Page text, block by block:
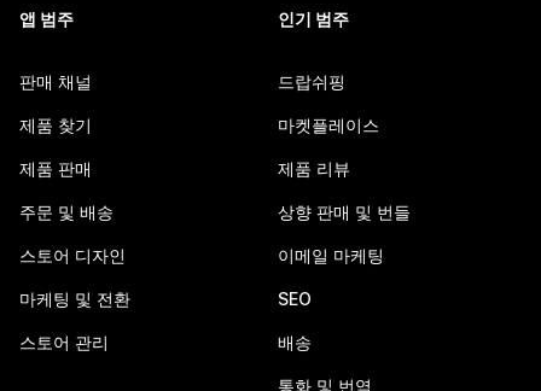
앱 범주
판매 채널
제품 찾기
제품 판매
주문 및 배송
스토어 디자인
마케팅 및 전환
스토어 관리
인기 범주
드랍쉬핑
마켓플레이스
제품 리뷰
상향 판매 및 번들
이메일 마케팅
SEO
배송
통화 및 번역